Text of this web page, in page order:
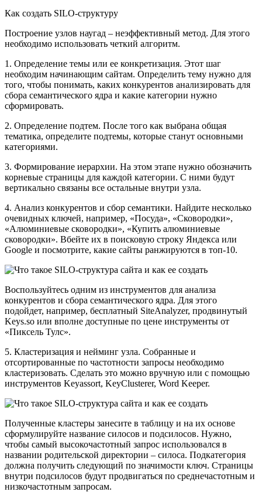
Как создать SILO-структуру
Построение узлов наугад – неэффективный метод. Для этого
необходимо использовать четкий алгоритм.
1. Определение темы или ее конкретизация. Этот шаг
необходим начинающим сайтам. Определить тему нужно для
того, чтобы понимать, каких конкурентов анализировать для
сбора семантического ядра и какие категории нужно
сформировать.
2. Определение подтем. После того как выбрана общая
тематика, определите подтемы, которые станут основными
категориями.
3. Формирование иерархии. На этом этапе нужно обозначить
корневые страницы для каждой категории. С ними будут
вертикально связаны все остальные внутри узла.
4. Анализ конкурентов и сбор семантики. Найдите несколько
очевидных ключей, например, «Посуда», «Сковородки»,
«Алюминиевые сковородки», «Купить алюминиевые
сковородки». Вбейте их в поисковую строку Яндекса или
Google и посмотрите, какие сайты ранжируются в топ-10.
Воспользуйтесь одним из инструментов для анализа
конкурентов и сбора семантического ядра. Для этого
подойдет, например, бесплатный SiteAnalyzer, продвинутый
Keys.so или вполне доступные по цене инструменты от
«Пиксель Тулс».
5. Кластеризация и нейминг узла. Собранные и
отсортированные по частотности запросы необходимо
кластеризовать. Сделать это можно вручную или с помощью
инструментов Keyassort, KeyClusterer, Word Keeper.
Полученные кластеры занесите в таблицу и на их основе
сформулируйте название силосов и подсилосов. Нужно,
чтобы самый высокочастотный запрос использовался в
названии родительской директории – силоса. Подкатегория
должна получить следующий по значимости ключ. Страницы
внутри подсилосов будут продвигаться по среднечастотным и
низкочастотным запросам.